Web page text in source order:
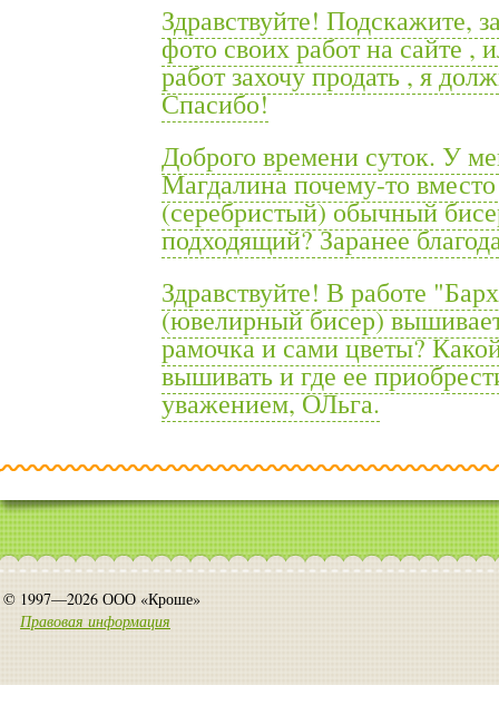
Здравствуйте! Подскажите,
фото своих работ на сайте ,
работ захочу продать , я
Спасибо!
Доброго времени суток. У
Магдалина почему-то
(серебристый) обычный
подходящий? Заранее
Здравствуйте! В работе
(ювелирный бисер)
рамочка и сами цветы?
вышивать и где ее
уважением, ОЛьга.
© 1997—2026 ООО «Кроше»
Правовая информация